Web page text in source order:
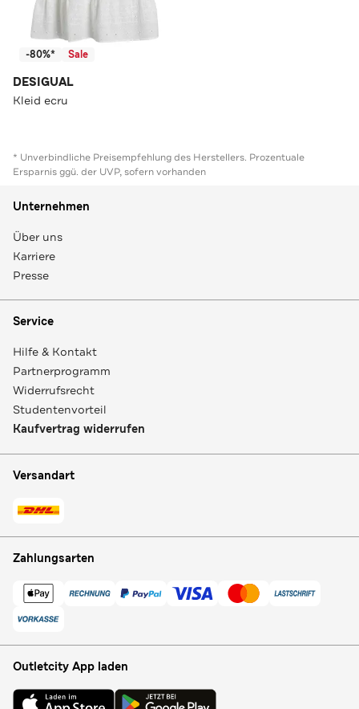
-80%* Sale
DESIGUAL
Kleid ecru
* Unverbindliche Preisempfehlung des Herstellers. Prozentuale
Ersparnis ggü. der UVP, sofern vorhanden
Unternehmen
Über uns
Karriere
Presse
Service
Hilfe & Kontakt
Partnerprogramm
Widerrufsrecht
Studentenvorteil
Kaufvertrag widerrufen
Versandart
Zahlungsarten
Outletcity App laden